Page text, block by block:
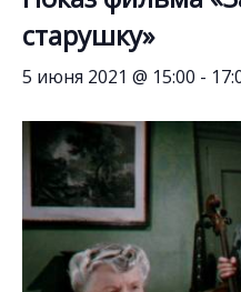
старушку»
5 июня 2021 @ 15:00 -